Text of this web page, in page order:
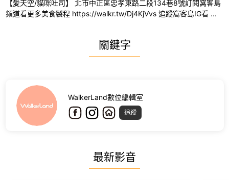
【愛天空/貓咪吐司】 北市中正區忠孝東路二段134巷8號訂閱窩客島
頻道看更多美食製程 https://walkr.tw/Dj4KjVvs 追蹤窩客島IG看 ...
關鍵字
WalkerLand數位編輯室
追蹤
最新影音